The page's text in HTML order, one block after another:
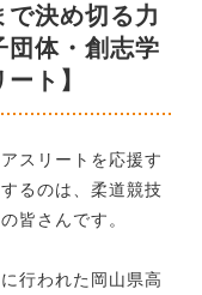
で決め切る力
団体・創志学
ト】
スリートを応援す
るのは、柔道競技
皆さんです。
行われた岡山県高